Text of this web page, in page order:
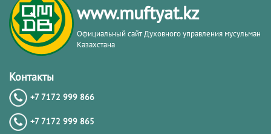
www.muftyat.kz
Официальный сайт Духовного управления мусульман
Казахстана
Контакты
+7 7172 999 866
+7 7172 999 865